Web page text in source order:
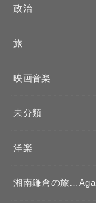
政治
旅
映画音楽
未分類
洋楽
湘南鎌倉の旅